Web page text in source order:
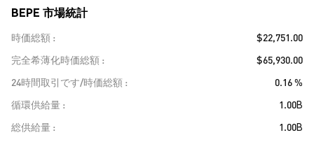
BEPE 市場統計
時価総額
$22,751.00
完全希薄化時価総額
$65,930.00
24時間取引です/時価総額
0.16 %
循環供給量
1.00B
総供給量
1.00B